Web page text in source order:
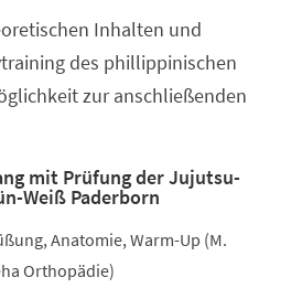
Inhalten und
des phillippinischen
zur anschließenden
mit Prüfung der Jujutsu-
Weiß Paderborn
Anatomie, Warm-Up (M.
Orthopädie)